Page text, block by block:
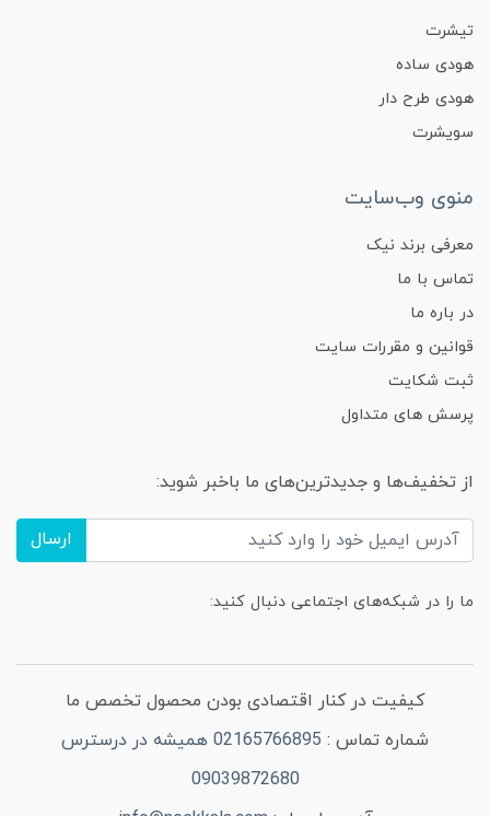
تیشرت
هودی ساده
هودی طرح دار
سویشرت
منوی وب‌سایت
معرفی برند نیک
تماس با ما
در باره ما
قوانین و مقررات سایت
ثبت شکایت
پرسش های متداول
از تخفیف‌ها و جدیدترین‌های ما باخبر شوید:
ارسال
ما را در شبکه‌های اجتماعی دنبال کنید:
کیفیت در کنار اقتصادی بودن محصول تخصص ما
شماره تماس :
02165766895 همیشه در درسترس
09039872680